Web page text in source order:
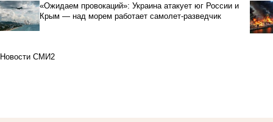
«Ожидаем провокаций»: Украина атакует юг России и
Крым — над морем работает самолет-разведчик
Новости СМИ2